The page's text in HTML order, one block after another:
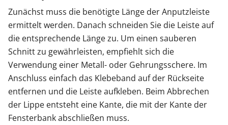
Zunächst muss die benötigte Länge der Anputzleiste
ermittelt werden. Danach schneiden Sie die Leiste auf
die entsprechende Länge zu. Um einen sauberen
Schnitt zu gewährleisten, empfiehlt sich die
Verwendung einer Metall- oder Gehrungsschere. Im
Anschluss einfach das Klebeband auf der Rückseite
entfernen und die Leiste aufkleben. Beim Abbrechen
der Lippe entsteht eine Kante, die mit der Kante der
Fensterbank abschließen muss.